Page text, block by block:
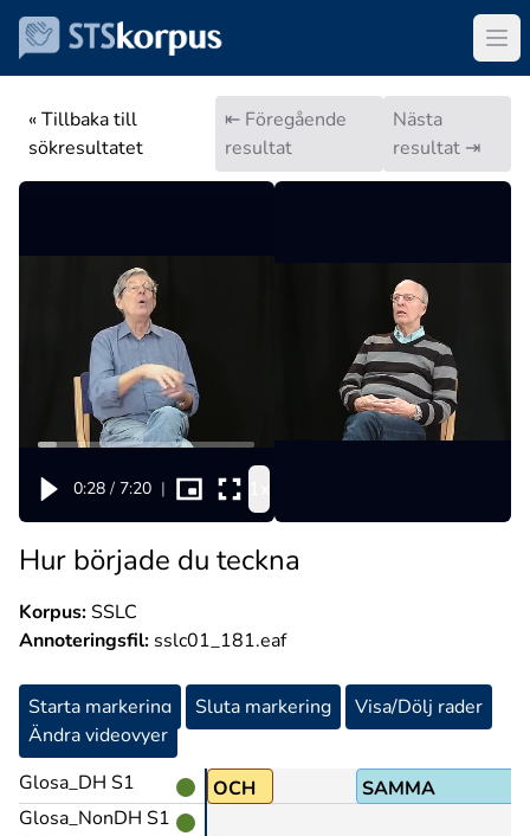
« Tillbaka till
sökresultatet
⇤ Föregående
resultat
Nästa
resultat ⇥
0:28 / 7:20 |
Hur började du teckna
Korpus:SSLC
Annoteringsfil: sslc01_181.eaf
Starta markering Sluta markering
Visa/Dölj rader
Ändra videovyer
Glosa_DH S1
Glosa_NonDH S1
OCH SAMMA